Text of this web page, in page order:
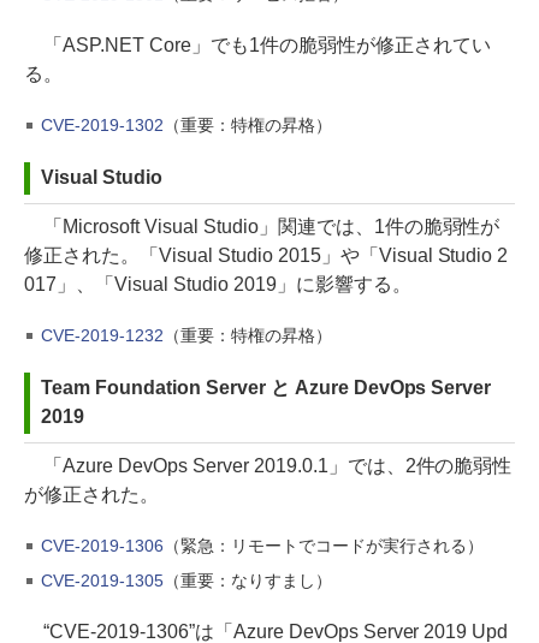
「ASP.NET Core」でも1件の脆弱性が修正されてい
る。
CVE-2019-1302 （重要：特権の昇格）
Visual Studio
「Microsoft Visual Studio」関連では、1件の脆弱性が
修正された。「Visual Studio 2015」や「Visual Studio 2
017」、「Visual Studio 2019」に影響する。
CVE-2019-1232 （重要：特権の昇格）
Team Foundation Server と Azure DevOps Server
2019
「Azure DevOps Server 2019.0.1」では、2件の脆弱性
が修正された。
CVE-2019-1306 （緊急：リモートでコードが実行される）
CVE-2019-1305（重要：なりすまし）
“CVE-2019-1306”は「Azure DevOps Server 2019 Upd